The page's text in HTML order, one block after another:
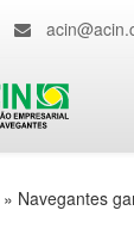
» Navegantes